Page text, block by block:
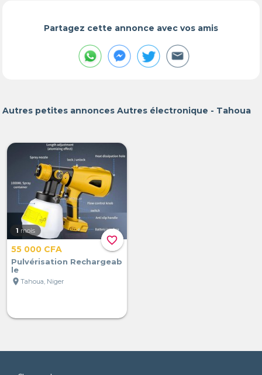
Partagez cette annonce avec vos amis
Autres petites annonces Autres électronique - Tahoua
favorite_border
1 mois
55 000 CFA
Pulvérisation Rechargeab
le
location_on Tahoua, Niger